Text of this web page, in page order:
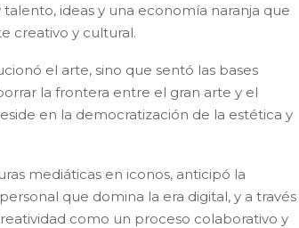
ideas y una economía naranja que
creativo y cultural.
el arte, sino que sentó las bases
la frontera entre el gran arte y el
en la democratización de la estética y
mediáticas en iconos, anticipó la
que domina la era digital, y a través
como un proceso colaborativo y